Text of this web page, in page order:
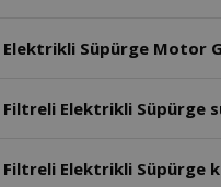
Elektrikli Süpürge Motor
Filtreli Elektrikli Süpürge
Filtreli Elektrikli Süpürge